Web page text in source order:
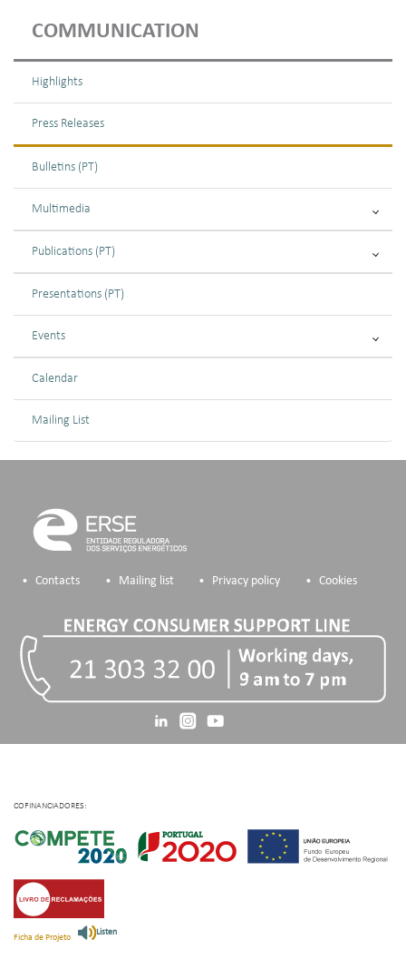
COMMUNICATION
Highlights
Press Releases
Bulletins (PT)
Multimedia
Publications (PT)
Presentations (PT)
Events
Calendar
Mailing List
Contacts Mailing list Privacy policy Cookies
COFINANCIADORES:
Ficha de Projeto Listen